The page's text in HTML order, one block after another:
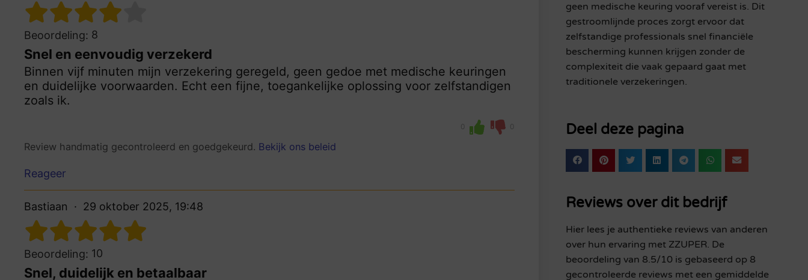
Beoordeling: 8
Snel en eenvoudig verzekerd
Binnen vijf minuten mijn verzekering geregeld, geen gedoe met medische keuringen
en duidelijke voorwaarden. Echt een fijne, toegankelijke oplossing voor zelfstandigen
zoals ik.
0 0
Review handmatig gecontroleerd en goedgekeurd. Bekijk ons beleid
Reageer
Bastiaan 29 oktober 2025, 19:48
Beoordeling: 10
Snel, duidelijk en betaalbaar
geen medische keuring vooraf vereist is. Dit
gestroomlijnde proces zorgt ervoor dat
zelfstandige professionals snel financiële
bescherming kunnen krijgen zonder de
complexiteit die vaak gepaard gaat met
traditionele verzekeringen.
Deel deze pagina
Reviews over dit bedrijf
Hier lees je authentieke reviews van anderen
over hun ervaring met ZZUPER. De
beoordeling van 8.5/10 is gebaseerd op 8
gecontroleerde reviews met een gemiddelde